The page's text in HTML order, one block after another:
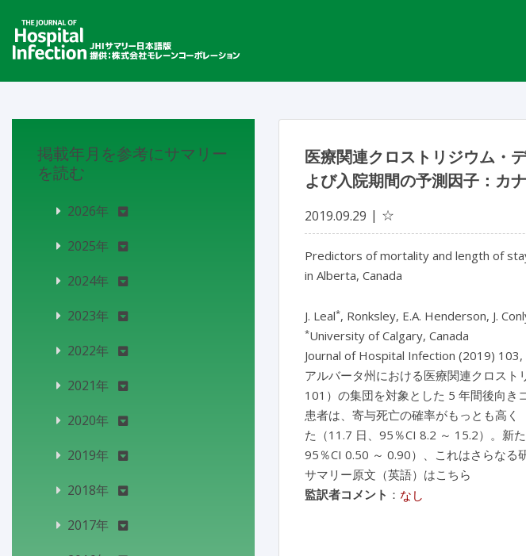
医療関連クロストリジウム・
よび入院期間の予測因子：カ
2019.09.29 ☆
Predictors of mortality and length of
in Alberta, Canada
J. Leal*, Ronksley, E.A. Henderson, J.
*University of Calgary, Canada
Journal of Hospital Infection (2019) 103,
アルバータ州における医療関連クロスト
101）の集団を対象とした 5 年間後向き
患者は、寄与死亡の確率がもっとも高
た（11.7 日、95％CI 8.2 ～ 15.2）。新
95％CI 0.50 ～ 0.90）、これはさらなる
サマリー原文（英語）はこちら
監訳者コメント ： なし
掲載年月を参考にサマリー
を読む
2026年
2025年
2024年
2023年
2022年
2021年
2020年
2019年
2018年
2017年